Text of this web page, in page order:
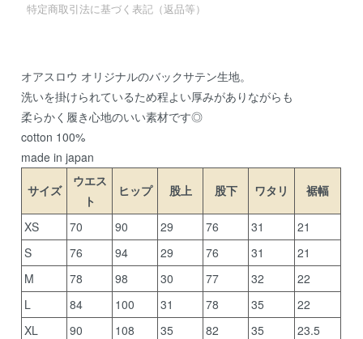
特定商取引法に基づく表記（返品等）
オアスロウ オリジナルのバックサテン生地。
洗いを掛けられているため程よい厚みがありながらも
柔らかく履き心地のいい素材です◎
cotton 100%
made in japan
サイズ
ウエス
ト
ヒップ 股上 股下 ワタリ 裾幅
XS 70 90 29 76 31
21
S
76 94 29 76 31
21
M
78 98 30 77 32
22
L
84 100 31 78 35
22
XL
90 108 35 82 35 23.5